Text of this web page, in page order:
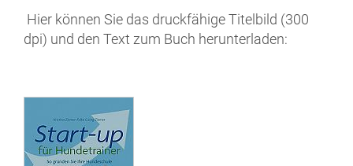
Hier können Sie das druckfähige Titelbild (300
dpi) und den Text zum Buch herunterladen: